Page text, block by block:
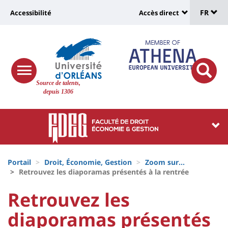
Site
Source de talents,
depuis 1306
Université
Recherche
responsive
menu
button
Université
vers
page
accessibilité
Accessibilité
:
Shortcut
links
Accès direct
de
FR
Université
Block
liste
composantes
d'Ariane
Portail Droit, Économie, Gestion
Zoom sur...
Retrouvez les diaporamas présentés à la rentrée
University
:
University
:
Retrouvez les
diaporamas présentés